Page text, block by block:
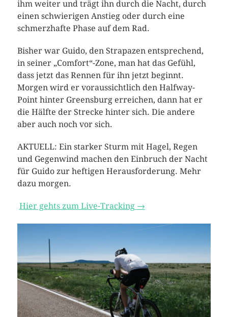
ihm weiter und trägt ihn durch die Nacht, durch
einen schwierigen Anstieg oder durch eine
schmerzhafte Phase auf dem Rad.
Bisher war Guido, den Strapazen entsprechend,
in seiner „Comfort“-Zone, man hat das Gefühl,
dass jetzt das Rennen für ihn jetzt beginnt.
Morgen wird er voraussichtlich den Halfway-
Point hinter Greensburg erreichen, dann hat er
die Hälfte der Strecke hinter sich. Die andere
aber auch noch vor sich.
AKTUELL: Ein starker Sturm mit Hagel, Regen
und Gegenwind machen den Einbruch der Nacht
für Guido zur heftigen Herausforderung. Mehr
dazu morgen.
Hier gehts zum Live-Tracking →